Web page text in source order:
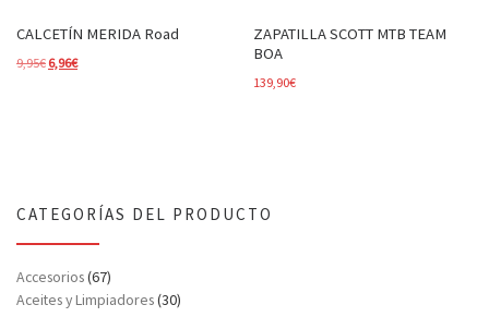
CALCETÍN MERIDA Road
9,95€ El precio original era: 9,95€.
6,96€El precio actual es: 6,96€.
ZAPATILLA SCOTT MTB TEAM
BOA
139,90€
CATEGORÍAS DEL PRODUCTO
Accesorios(67)
Aceites y Limpiadores(30)